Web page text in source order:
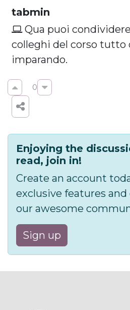
tabmin
Qua puoi
colleghi del corso tutto
imparando.
0
Enjoying the
read, join in!
Create an account
exclusive features
our awesome
Sign up